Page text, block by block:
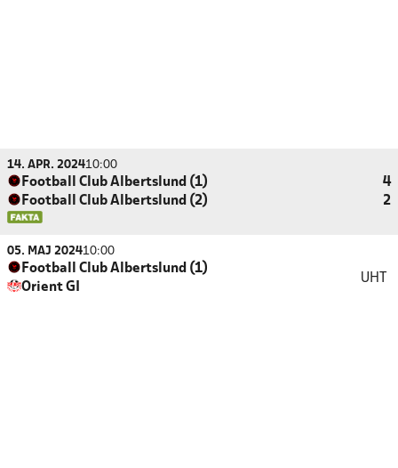
14. APR. 202410:00
Football Club Albertslund (1)
4
Football Club Albertslund (2)
2
05. MAJ 202410:00
Football Club Albertslund (1)
Orient GI
UHT